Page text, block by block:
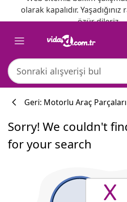
olarak kapalıdır.
özür dileriz.
Geri: Motorlu Araç Parçaları
Sorry! We couldn't
for your search